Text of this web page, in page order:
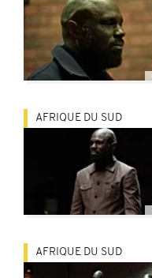
AFRIQUE DU SUD
AFRIQUE DU SUD